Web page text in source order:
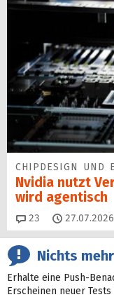
CHIPDESIGN UND
Nvidia nutzt
wird agentisch
23 Kommentare
27.07.2026
Nichts
Erhalte eine Push-
Erscheinen neuer